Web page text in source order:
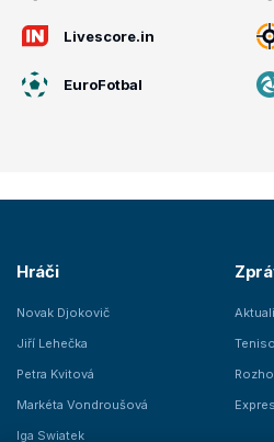
Livescore.in
EuroFotbal
Hráči
Novak Djokovič
Jiří Lehečka
Petra Kvitová
Markéta Vondroušová
Iga Swiatek